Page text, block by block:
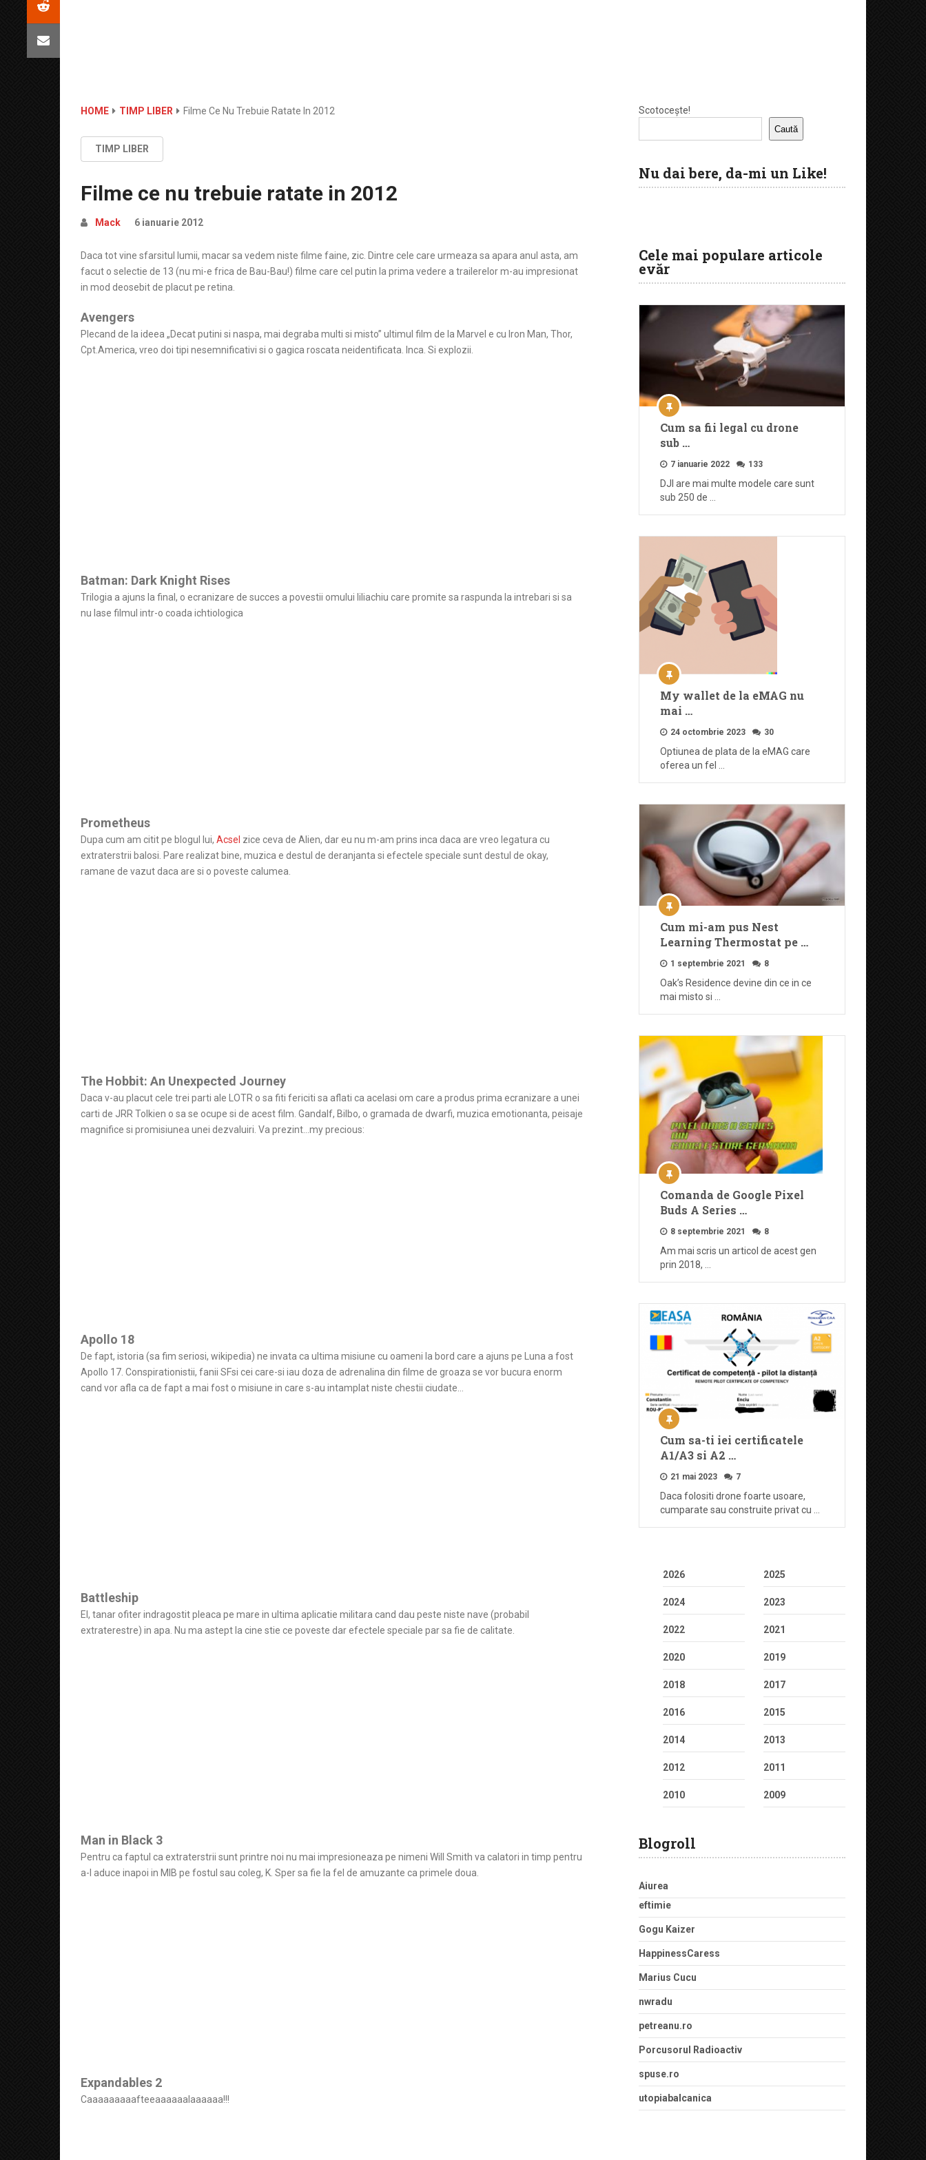
HOME TIMP LIBER Filme Ce Nu Trebuie Ratate In 2012
TIMP LIBER
Filme ce nu trebuie ratate in 2012
Mack 6 ianuarie 2012
Daca tot vine sfarsitul lumii, macar sa vedem niste filme faine, zic. Dintre cele care urmeaza sa apara anul asta, am
facut o selectie de 13 (nu mi-e frica de Bau-Bau!) filme care cel putin la prima vedere a trailerelor m-au impresionat
in mod deosebit de placut pe retina.
Avengers
Plecand de la ideea „Decat putini si naspa, mai degraba multi si misto” ultimul film de la Marvel e cu Iron Man, Thor,
Cpt.America, vreo doi tipi nesemnificativi si o gagica roscata neidentificata. Inca. Si explozii.
Batman: Dark Knight Rises
Trilogia a ajuns la final, o ecranizare de succes a povestii omului liliachiu care promite sa raspunda la intrebari si sa
nu lase filmul intr-o coada ichtiologica
Prometheus
Dupa cum am citit pe blogul lui, Acsel zice ceva de Alien, dar eu nu m-am prins inca daca are vreo legatura cu
extraterstrii balosi. Pare realizat bine, muzica e destul de deranjanta si efectele speciale sunt destul de okay,
ramane de vazut daca are si o poveste calumea.
The Hobbit: An Unexpected Journey
Daca v-au placut cele trei parti ale LOTR o sa fiti fericiti sa aflati ca acelasi om care a produs prima ecranizare a unei
carti de JRR Tolkien o sa se ocupe si de acest film. Gandalf, Bilbo, o gramada de dwarfi, muzica emotionanta, peisaje
magnifice si promisiunea unei dezvaluiri. Va prezint…my precious:
Apollo 18
De fapt, istoria (sa fim seriosi, wikipedia) ne invata ca ultima misiune cu oameni la bord care a ajuns pe Luna a fost
Apollo 17. Conspirationistii, fanii SFsi cei care-si iau doza de adrenalina din filme de groaza se vor bucura enorm
cand vor afla ca de fapt a mai fost o misiune in care s-au intamplat niste chestii ciudate…
Battleship
El, tanar ofiter indragostit pleaca pe mare in ultima aplicatie militara cand dau peste niste nave (probabil
extraterestre) in apa. Nu ma astept la cine stie ce poveste dar efectele speciale par sa fie de calitate.
Man in Black 3
Pentru ca faptul ca extraterstrii sunt printre noi nu mai impresioneaza pe nimeni Will Smith va calatori in timp pentru
a-l aduce inapoi in MIB pe fostul sau coleg, K. Sper sa fie la fel de amuzante ca primele doua.
Expandables 2
Caaaaaaaaafteeaaaaaalaaaaaa!!!
Scotocește!
Caută
Nu dai bere, da-mi un Like!
Cele mai populare articole
evăr
Cum sa fii legal cu drone
sub …
7 ianuarie 2022 133
DJI are mai multe modele care sunt
sub 250 de …
My wallet de la eMAG nu
mai …
24 octombrie 2023 30
Optiunea de plata de la eMAG care
oferea un fel …
Cum mi-am pus Nest
Learning Thermostat pe …
1 septembrie 2021 8
Oak’s Residence devine din ce in ce
mai misto si …
Comanda de Google Pixel
Buds A Series …
8 septembrie 2021 8
Am mai scris un articol de acest gen
prin 2018, …
Cum sa-ti iei certificatele
A1/A3 si A2 …
21 mai 2023 7
Daca folositi drone foarte usoare,
cumparate sau construite privat cu …
2026 2025
2024 2023
2022 2021
2020 2019
2018 2017
2016 2015
2014 2013
2012 2011
2010 2009
Blogroll
Aiurea
eftimie
Gogu Kaizer
HappinessCaress
Marius Cucu
nwradu
petreanu.ro
Porcusorul Radioactiv
spuse.ro
utopiabalcanica